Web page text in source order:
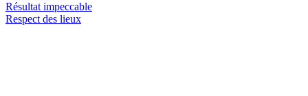
Résultat impeccable
Respect des lieux